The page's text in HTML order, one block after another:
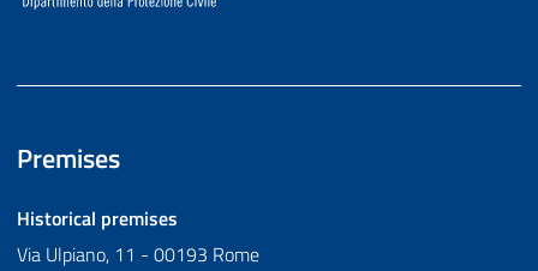
Premises
Historical premises
Via Ulpiano, 11 - 00193 Rome